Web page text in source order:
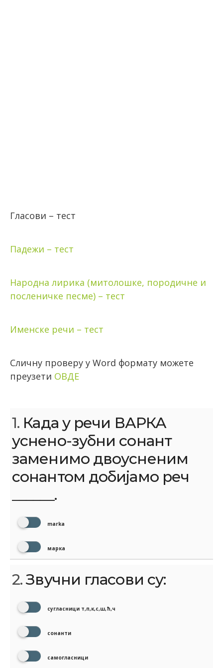
Гласови – тест
Падежи – тест
Народна лирика (митолошке, породичне и
посленичке песме) – тест
Именске речи – тест
Сличну проверу у Word формату можете
преузети ОВДЕ
1. Када у речи ВАРКА
уснено-зубни сонант
заменимо двоусненим
сонантом добијамо реч
______.
marka
марка
2.Звучни гласови су:
сугласници т,п,к,с,ш,ћ,ч
сонанти
самогласници